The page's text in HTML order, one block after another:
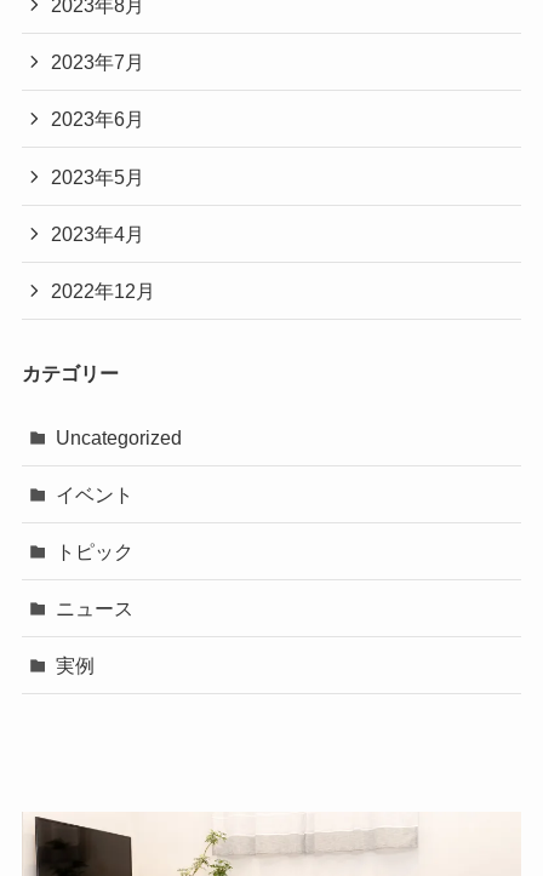
2023年8月
2023年7月
2023年6月
2023年5月
2023年4月
2022年12月
カテゴリー
Uncategorized
イベント
トピック
ニュース
実例